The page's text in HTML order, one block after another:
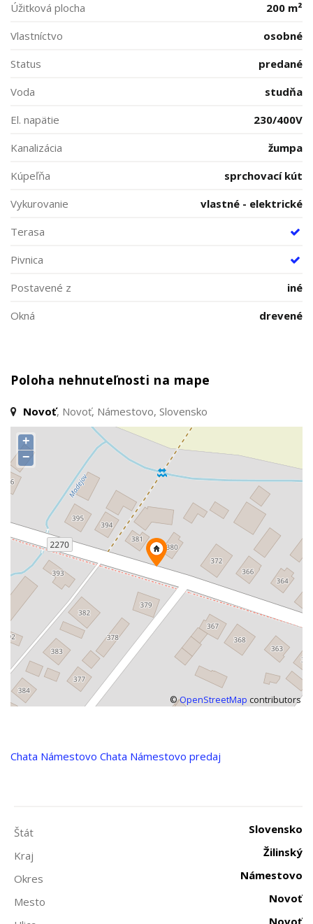
Úžitková plocha
200 m²
Vlastníctvo
osobné
Status
predané
Voda
studňa
El. napätie
230/400V
Kanalizácia
žumpa
Kúpeľňa
sprchovací kút
Vykurovanie
vlastné - elektrické
Terasa
Pivnica
Postavené z
iné
Okná
drevené
Poloha nehnuteľnosti na mape
Novoť, Novoť, Námestovo, Slovensko
+
−
©OpenStreetMap contributors
Chata Námestovo Chata Námestovo predaj
Štát
Slovensko
Kraj
Žilinský
Okres
Námestovo
Mesto
Novoť
Novoť